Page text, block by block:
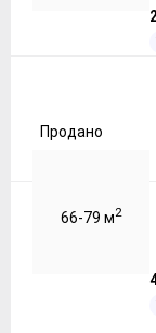
Продано
66-79 м2